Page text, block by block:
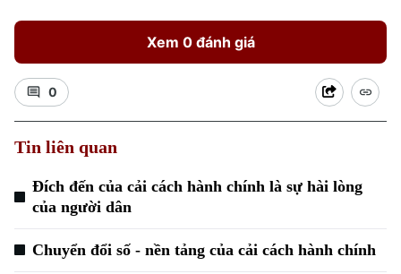
Xu hướng
Xem 0 đánh giá
0
Tin liên quan
Đích đến của cải cách hành chính là sự hài lòng
của người dân
Chuyển đổi số - nền tảng của cải cách hành chính